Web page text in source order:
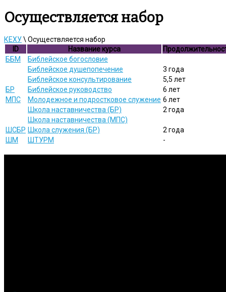
Осуществляется набор
КЕХУ\ Осуществляется набор
ID
Название курса
ББМ
Библейское богословие
Библейское душепопечение
3 года
Библейское консультирование
5,5 лет
БР
Библейское руководство
6 лет
МПС
Молодежное и подростковое служение 6 лет
Школа наставничества (БР)
2 года
Школа наставничества (МПС)
ШСБР Школа служения (БР)
2 года
ШМ
ШТУРМ -